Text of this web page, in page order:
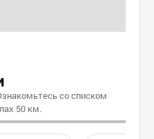
со списком
50 км.